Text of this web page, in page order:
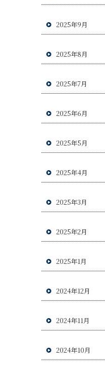
2025年9月
2025年8月
2025年7月
2025年6月
2025年5月
2025年4月
2025年3月
2025年2月
2025年1月
2024年12月
2024年11月
2024年10月